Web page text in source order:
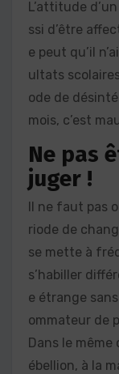
L’attitude
ssi d’être
e peut qu’il
ultats
ode de
mois, c’est
Ne pas
juger !
Il ne faut pas
riode de
se mette à
s’habiller
e étrange
ommateur de
Dans le même
ébellion, à la